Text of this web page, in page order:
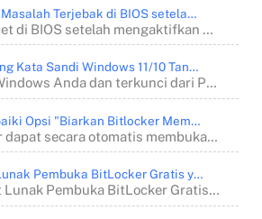
Cara Memperbaiki Masalah Terjebak di BIOS setelah Mengaktifkan Secure Boot
Jika PC Anda macet di BIOS setelah mengaktifkan Secure Boot, baca postingan ini dari EaseU...
Cara Mengatur Ulang Kata Sandi Windows 11/10 Tanpa Perangkat Lunak Apa Pun
Lupa kata sandi Windows Anda dan terkunci dari PC Anda? Pelajari cara mengatur ulang kata ...
Panduan Memperbaiki Opsi "Biarkan Bitlocker Membuka Kunci Drive Saya Secara Otomatis" yang Berwarna Abu-abu
Apakah BitLocker dapat secara otomatis membuka kunci drive saya tetapi tombolnya berwarna ...
Unduh Perangkat Lunak Pembuka BitLocker Gratis yang Direkomendasikan🔥
Unduh Perangkat Lunak Pembuka BitLocker Gratis - Buka kunci dan kelola drive yang dienkrip...